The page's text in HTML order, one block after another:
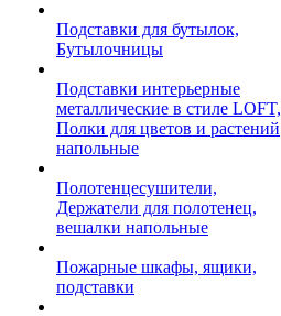
Подставки для бутылок,
Бутылочницы
Подставки интерьерные
металлические в стиле LOFT,
Полки для цветов и растений
напольные
Полотенцесушители,
Держатели для полотенец,
вешалки напольные
Пожарные шкафы, ящики,
подставки